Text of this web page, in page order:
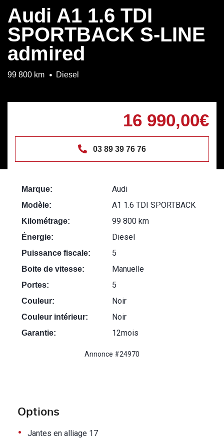
Audi A1 1.6 TDI
SPORTBACK S-LINE
admired
99 800 km Diesel
16 990,00€
03 89 39 76 76
Options
• Jantes en alliage 17
Marque: Audi
Modèle: A1 1.6 TDI SPORTBACK
Kilométrage: 99 800 km
Énergie: Diesel
Puissance fiscale: 5
Boite de vitesse: Manuelle
Portes: 5
Couleur: Noir
Couleur intérieur: Noir
Garantie: 12mois
Annonce #24970